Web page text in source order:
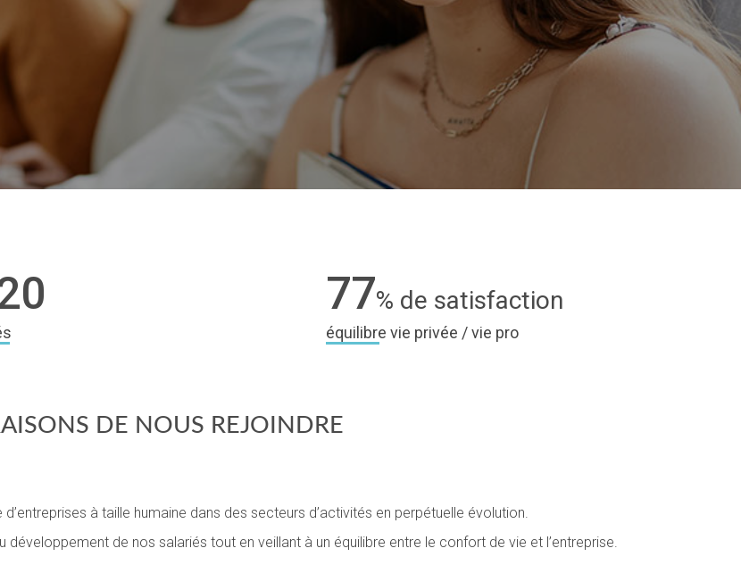
77% de satisfaction
équilibre vie privée / vie pro
DE NOUS REJOINDRE
à taille humaine dans des secteurs d’activités en perpétuelle évolution.
de nos salariés tout en veillant à un équilibre entre le confort de vie et l’entreprise.